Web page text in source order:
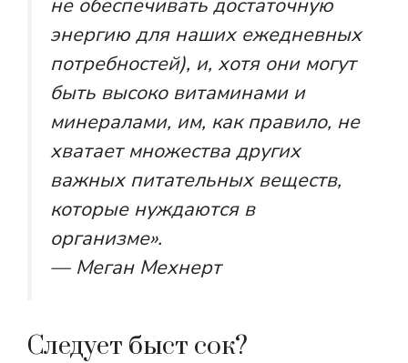
не обеспечивать достаточную
энергию для наших ежедневных
потребностей), и, хотя они могут
быть высоко витаминами и
минералами, им, как правило, не
хватает множества других
важных питательных веществ,
которые нуждаются в
организме».
— Меган Мехнерт
Следует быст сок?